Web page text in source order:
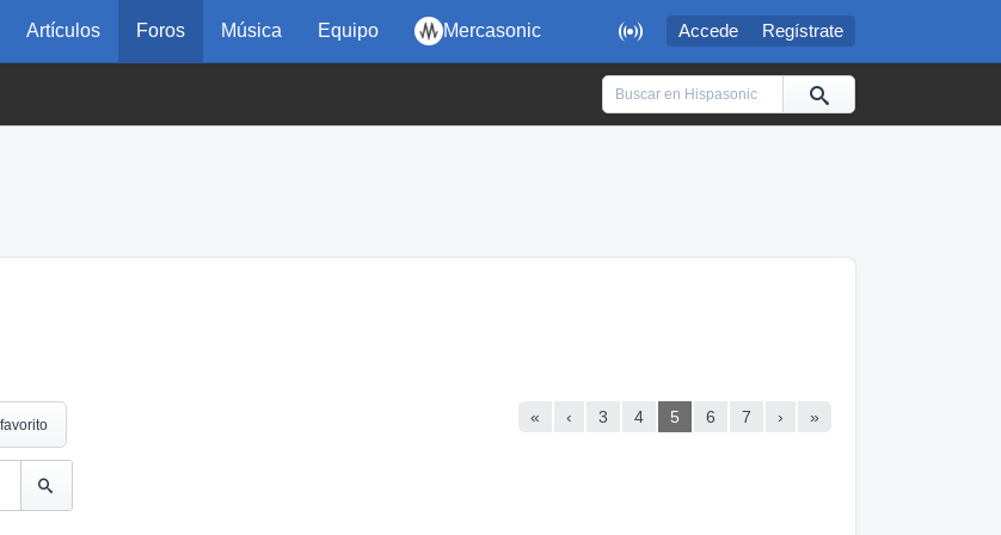
 Accede Regístrate
Artículos Foros Música Equipo Mercasonic
« ‹ 3 4 5 6 7 › »